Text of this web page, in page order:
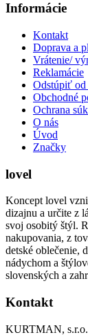
Informácie
Kontakt
Doprava a
Vrátenie/
Reklamácie
Odstúpiť
Obchodné
Ochrana
O nás
Úvod
Značky
lovel
Koncept lovel
dizajnu a určite z
svoj osobitý štýl.
nakupovania, z
detské oblečenie,
nádychom a
slovenských a
Kontakt
KURTMAN, s.r.o.